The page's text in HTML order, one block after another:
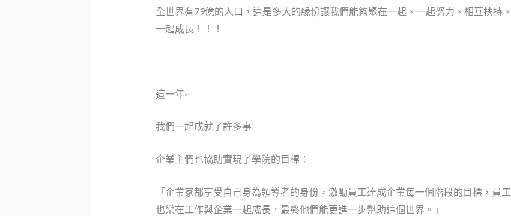
全世界有79億的人口，這是多大的緣份讓我們能夠聚在一起、一起努力、相互扶持、
一起成長！！！
這一年~
我們一起成就了許多事
企業主們也協助實現了學院的目標：
「企業家都享受自己身為領導者的身份，激勵員工達成企業每一個階段的目標，員工
也樂在工作與企業一起成長，最終他們能更進一步幫助這個世界。」